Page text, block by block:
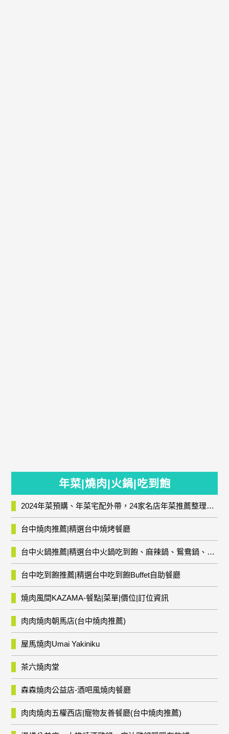
年菜|燒肉|火鍋|吃到飽
2024年菜預購、年菜宅配外帶，24家名店年菜推薦整理，圍爐輕鬆上菜團圓趣
台中燒肉推薦|精選台中燒烤餐廳
台中火鍋推薦|精選台中火鍋吃到飽、麻辣鍋、鴛鴦鍋、石頭火鍋、酸菜白肉鍋、海鮮鍋、燒酒雞、麻油雞、壽喜燒等熱門人氣火鍋店!
台中吃到飽推薦|精選台中吃到飽Buffet自助餐廳
燒肉風間KAZAMA-餐點|菜單|價位|訂位資訊
肉肉燒肉朝馬店(台中燒肉推薦)
屋馬燒肉Umai Yakiniku
茶六燒肉堂
森森燒肉公益店-酒吧風燒肉餐廳
肉肉燒肉五權西店|寵物友善餐廳(台中燒肉推薦)